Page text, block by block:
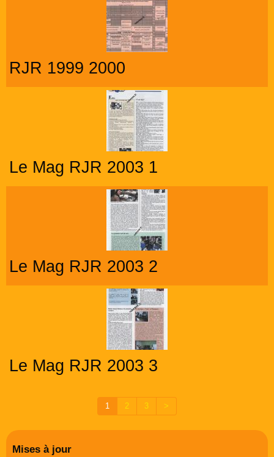
RJR 1999 2000
Le Mag RJR 2003 1
Le Mag RJR 2003 2
Le Mag RJR 2003 3
1 2 3 >
Mises à jour